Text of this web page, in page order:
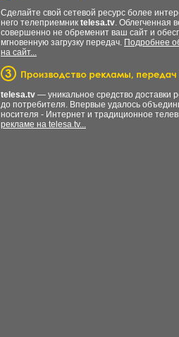
Сделайте свой сетевой ресурс более
него телеприемник telesa.tv. Облегченная
совершенно не обременит ваш сайт и
мгновенную загрузку передач. Подробнее
на сайт...
telesa.tv — уникальное средство доставки
до потребителя. Впервые удалось
носителя - Интернет и традиционное
рекламе на telesa.tv...